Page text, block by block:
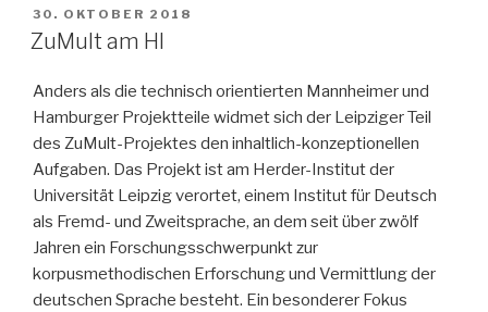
FaDaF“
VERÖFFENTLICHT
AM
30. OKTOBER 2018
ZuMult am HI
Anders als die technisch orientierten Mannheimer und
Hamburger Projektteile widmet sich der Leipziger Teil
des ZuMult-Projektes den inhaltlich-konzeptionellen
Aufgaben. Das Projekt ist am Herder-Institut der
Universität Leipzig verortet, einem Institut für Deutsch
als Fremd- und Zweitsprache, an dem seit über zwölf
Jahren ein Forschungsschwerpunkt zur
korpusmethodischen Erforschung und Vermittlung der
deutschen Sprache besteht. Ein besonderer Fokus